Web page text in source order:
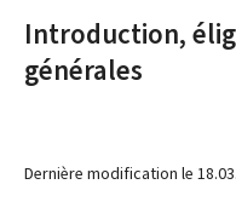
Introduction,
générales
Dernière modification le